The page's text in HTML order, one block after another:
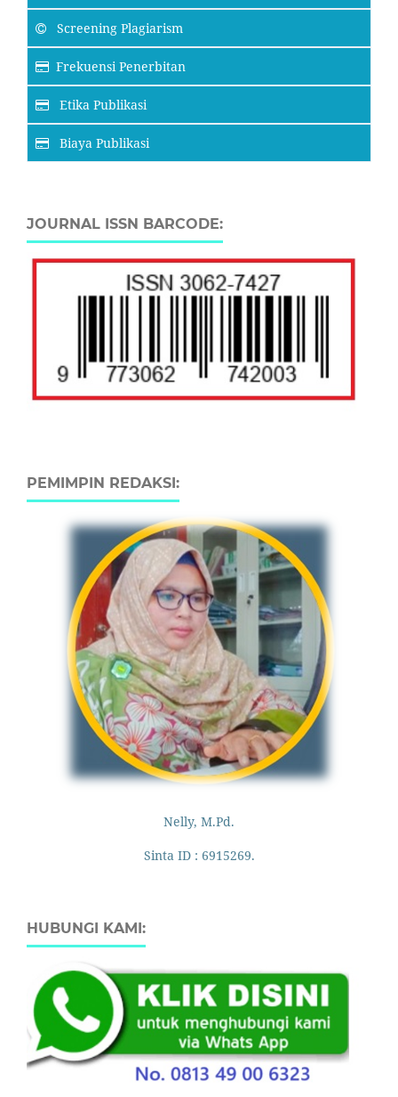
Screening Plagiarism
Frekuensi Penerbitan
Etika Publikasi
Biaya Publikasi
JOURNAL ISSN BARCODE:
PEMIMPIN REDAKSI:
Nelly, M.Pd.
Sinta ID : 6915269.
HUBUNGI KAMI: